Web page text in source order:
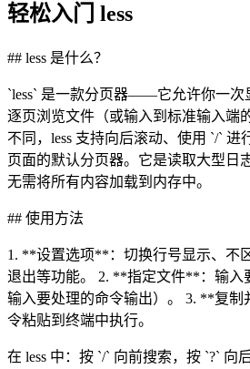
轻松入门 less
## less 是什么？
`less` 是一款分页器——它允许你一次
逐页浏览文件（或输入到标准输入端
不同，less 支持向后滚动、使用 `/` 进
页面的默认分页器。它是读取大型日
无需将所有内容加载到内存中。
## 使用方法
1. **设置选项**：切换行号显示、不
退出等功能。 2. **指定文件**：输入
输入要处理的命令输出）。 3. **复
令粘贴到终端中执行。
在 less 中：按 `/` 向前搜索，按 `?` 向